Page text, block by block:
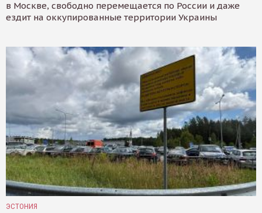
в Москве, свободно перемещается по России и даже
ездит на оккупированные территории Украины
ЭСТОНИЯ